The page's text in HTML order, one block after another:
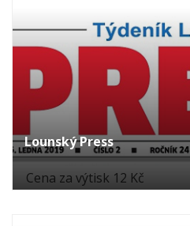
Lounský Press
Cena za výtisk 12 Kč